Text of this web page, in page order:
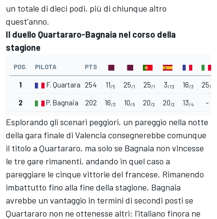
un totale di dieci podi, più di chiunque altro
quest'anno.
Il duello Quartararo-Bagnaia nel corso della
stagione
POS. PILOTA PTS
1 F. Quartararo254 11/5 25/1 25/1 3/13 16/3 25/1
2 P. Bagnaia 202 16/3 10/6 20/2 20/2 13/4 -
Esplorando gli scenari peggiori, un pareggio nella notte
della gara finale di Valencia consegnerebbe comunque
il titolo a Quartararo, ma solo se Bagnaia non vincesse
le tre gare rimanenti, andando in quel caso a
pareggiare le cinque vittorie del francese. Rimanendo
imbattutto fino alla fine della stagione, Bagnaia
avrebbe un vantaggio in termini di secondi posti se
Quartararo non ne ottenesse altri: l'italiano finora ne